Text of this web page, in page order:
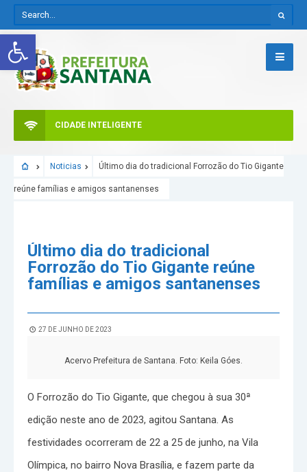
Abrir a barra de ferramentas
CIDADE INTELIGENTE
Noticias Último dia do tradicional Forrozão do Tio Gigante
reúne famílias e amigos santanenses
Último dia do tradicional
Forrozão do Tio Gigante reúne
famílias e amigos santanenses
27 DE JUNHO DE 2023
Acervo Prefeitura de Santana. Foto: Keila Góes.
O Forrozão do Tio Gigante, que chegou à sua 30ª
edição neste ano de 2023, agitou Santana. As
festividades ocorreram de 22 a 25 de junho, na Vila
Olímpica, no bairro Nova Brasília, e fazem parte da